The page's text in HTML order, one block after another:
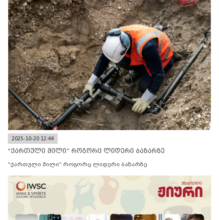
2025-10-20 12:44
“ქართული მილი” როგორც ლიდერი ბაზარზე
“ქართული მილი” როგორც ლიდერი ბაზარზე